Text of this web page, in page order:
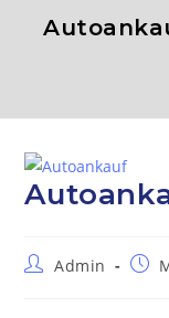
Admin